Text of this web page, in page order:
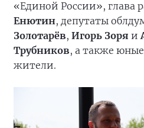
«Единой России», глава
Енютин, депутаты
Золотарёв, Игорь Зоря и
Трубников, а также
жители.